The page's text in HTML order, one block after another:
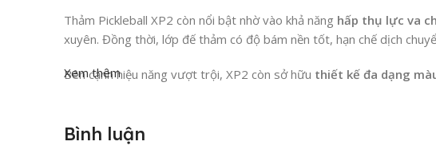
Thảm Pickleball XP2 còn nổi bật nhờ vào khả năng hấp thụ lực va
xuyên. Đồng thời, lớp đế thảm có độ bám nền tốt, hạn chế dịch
Bên cạnh hiệu năng vượt trội, XP2 còn sở hữu thiết kế đa dạng
Xfloor– đơn vị cung cấp thảm thể thao uy tín – hiện đang phân
tư muốn nâng tầm sân chơi Pickleball của mình.
Xem thêm
Bình luận